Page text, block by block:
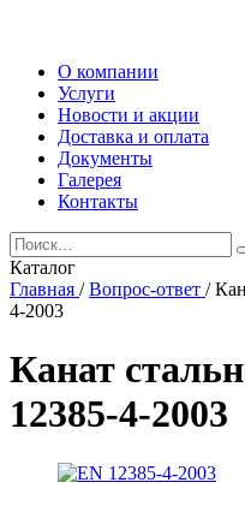
О компании
Услуги
Новости и акции
Доставка и оплата
Документы
Галерея
Контакты
Каталог
Главная / Вопрос-ответ /
4-2003
Канат
12385-4-2003